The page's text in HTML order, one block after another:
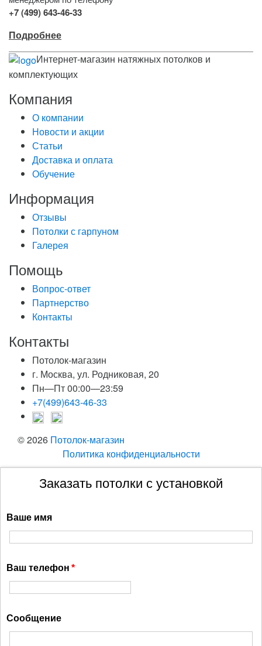
+7 (499) 643-46-33
Подробнее
Интернет-магазин натяжных потолков и
комплектующих
Компания
О компании
Новости и акции
Статьи
Доставка и оплата
Обучение
Информация
Отзывы
Потолки с гарпуном
Галерея
Помощь
Вопрос-ответ
Партнерство
Контакты
Контакты
Потолок-магазин
г. Москва, ул. Родниковая, 20
Пн—Пт 00:00—23:59
+7(499)643-46-33
© 2026 Потолок-магазин
Политика конфиденциальности
Заказать потолки с установкой
Ваше имя
Ваш телефон
Сообщение